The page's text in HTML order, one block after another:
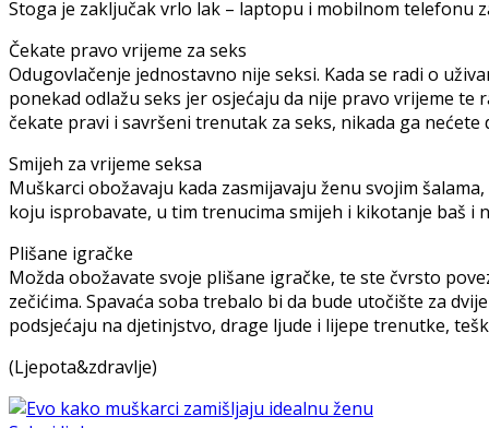
Stoga je zaključak vrlo lak – laptopu i mobilnom telefonu
Čekate pravo vrijeme za seks
Odugovlačenje jednostavno nije seksi. Kada se radi o
ponekad odlažu seks jer osjećaju da nije pravo vrijeme
čekate pravi i savršeni trenutak za seks, nikada ga nećete
Smijeh za vrijeme seksa
Muškarci obožavaju kada zasmijavaju ženu svojim
koju isprobavate, u tim trenucima smijeh i kikotanje baš i
Plišane igračke
Možda obožavate svoje plišane igračke, te ste čvrsto
zečićima. Spavaća soba trebalo bi da bude utočište za
podsjećaju na djetinjstvo, drage ljude i lijepe trenutke,
(Ljepota&zdravlje)